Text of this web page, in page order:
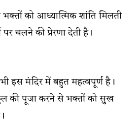
भक्तों को आध्यात्मिक शांति मिलती
पर चलने की प्रेरणा देती है।
इस मंदिर में बहुत महत्वपूर्ण है।
की पूजा करने से भक्तों को सुख